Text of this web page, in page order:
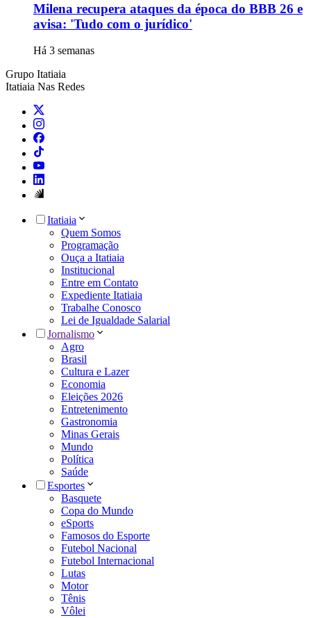
Milena recupera ataques da época do BBB 26 e
avisa: 'Tudo com o jurídico'
Há 3 semanas
Grupo Itatiaia
Itatiaia Nas Redes
Itatiaia
Quem Somos
Programação
Ouça a Itatiaia
Institucional
Entre em Contato
Expediente Itatiaia
Trabalhe Conosco
Lei de Igualdade Salarial
Jornalismo
Agro
Brasil
Cultura e Lazer
Economia
Eleições 2026
Entretenimento
Gastronomia
Minas Gerais
Mundo
Política
Saúde
Esportes
Basquete
Copa do Mundo
eSports
Famosos do Esporte
Futebol Nacional
Futebol Internacional
Lutas
Motor
Tênis
Vôlei